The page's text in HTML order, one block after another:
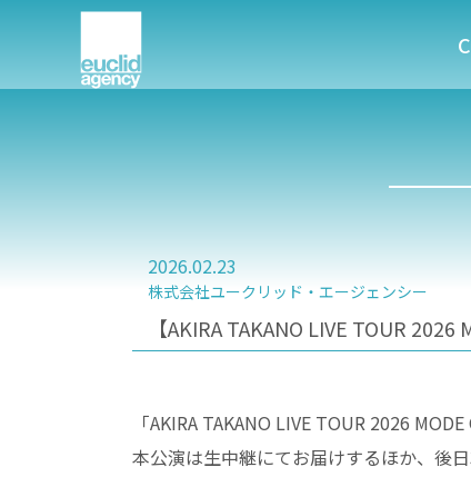
2026.02.23
株式会社ユークリッド・エージェンシー
【AKIRA TAKANO LIVE TOUR
「AKIRA TAKANO LIVE TOUR 2026
本公演は生中継にてお届けするほか、後